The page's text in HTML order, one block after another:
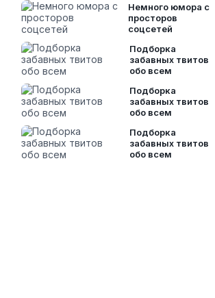
Немного юмора с
просторов
соцсетей
Подборка
забавных твитов
обо всем
Подборка
забавных твитов
обо всем
Подборка
забавных твитов
обо всем